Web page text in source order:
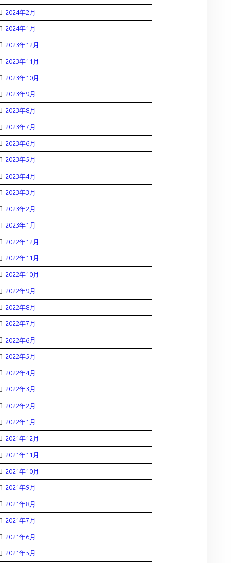
2024年2月
2024年1月
2023年12月
2023年11月
2023年10月
2023年9月
2023年8月
2023年7月
2023年6月
2023年5月
2023年4月
2023年3月
2023年2月
2023年1月
2022年12月
2022年11月
2022年10月
2022年9月
2022年8月
2022年7月
2022年6月
2022年5月
2022年4月
2022年3月
2022年2月
2022年1月
2021年12月
2021年11月
2021年10月
2021年9月
2021年8月
2021年7月
2021年6月
2021年5月